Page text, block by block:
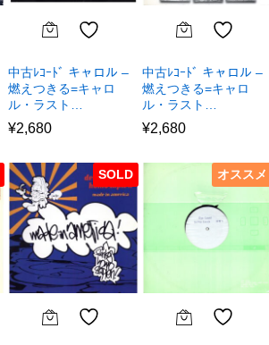
中古ﾚｺｰﾄﾞ キャロル –
燃えつきる=キャロ
ル・ラスト…
¥2,680
中古ﾚｺｰﾄﾞ キャロル –
燃えつきる=キャロ
ル・ラスト…
¥2,680
SOLD オススメ